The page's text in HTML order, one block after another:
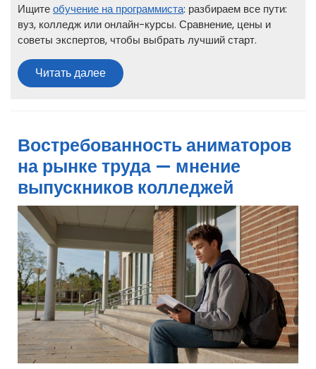
Ищитеобучение на программиста: разбираем все пути:
вуз, колледж или онлайн-курсы. Сравнение, цены и
советы экспертов, чтобы выбрать лучший старт.
Читать далееЧитать
далее
Востребованность аниматоров
на рынке труда — мнение
выпускников колледжей